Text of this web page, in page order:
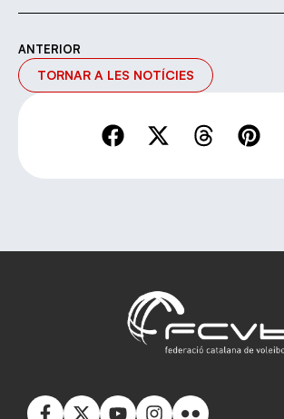
ANTERIOR
TORNAR A LES NOTÍCIES